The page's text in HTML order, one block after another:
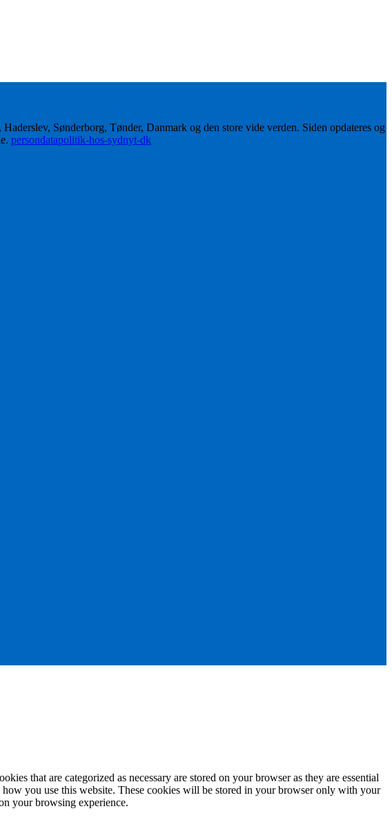
Sønderborg, Tønder, Danmark og den store vide verden. Siden opdateres og
persondatapolitik-hos-sydnyt-dk
that are categorized as necessary are stored on your browser as they are essential
you use this website. These cookies will be stored in your browser only with your
your browsing experience.